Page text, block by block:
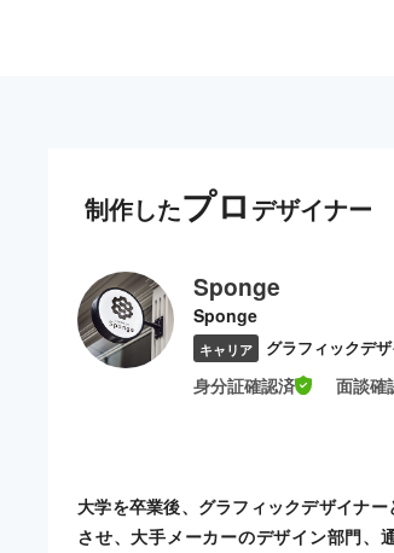
制作したプロ デザイナー
Sponge
Sponge
キャリア グラフィックデ
身分証確認済 面談確
大学を卒業後、グラフィックデザイナ
させ、大手メーカーのデザイン部門、